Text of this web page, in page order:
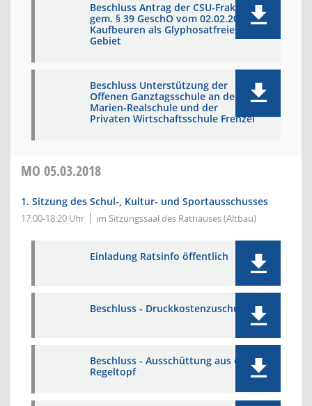
Beschluss Antrag der CSU-Fraktion
gem. § 39 GeschO vom 02.02.2018,
Kaufbeuren als Glyphosatfreies
Gebiet
Beschluss Unterstützung der
Offenen Ganztagsschule an der
Marien-Realschule und der
Privaten Wirtschaftsschule Frenzel
MO 05.03.2018
1. Sitzung des Schul-, Kultur- und Sportausschusses
17:00-18:20 Uhr im Sitzungssaal des Rathauses (Altbau)
Einladung Ratsinfo öffentlich
Beschluss - Druckkostenzuschuss
Beschluss - Ausschüttung aus dem
Regeltopf